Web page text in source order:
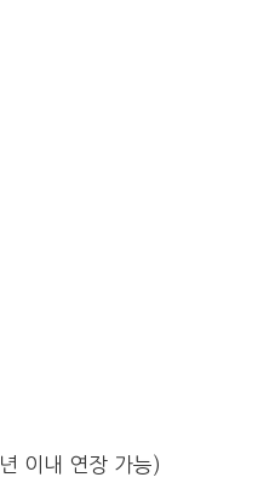
이내 연장 가능)